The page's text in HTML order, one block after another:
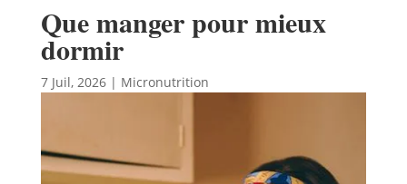
Que manger pour mieux
dormir
7 Juil, 2026| Micronutrition